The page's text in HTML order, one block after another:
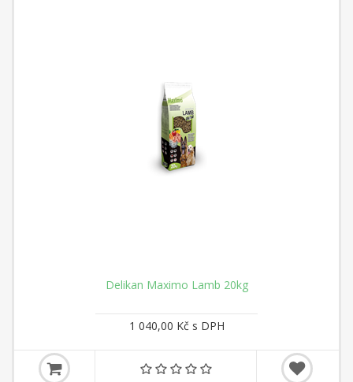
Delikan Maximo Lamb 20kg
1 040,00 Kč s DPH